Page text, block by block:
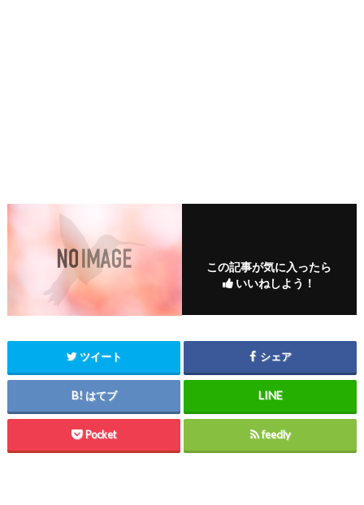
この記事が気に入ったら
いいねしよう！
ツイート シェア
はてブ
Pocket feedly